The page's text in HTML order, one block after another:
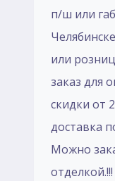
п/ш или
или
заказ для
скидки от
доставка
Mожно
отделкой.!!!